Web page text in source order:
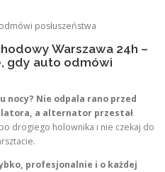
posłuszeństwa
Warszawa 24h –
gdy auto odmówi
nocy? Nie odpala rano przed
a alternator przestał
drogiego holownika i nie czekaj do
profesjonalnie i o każdej